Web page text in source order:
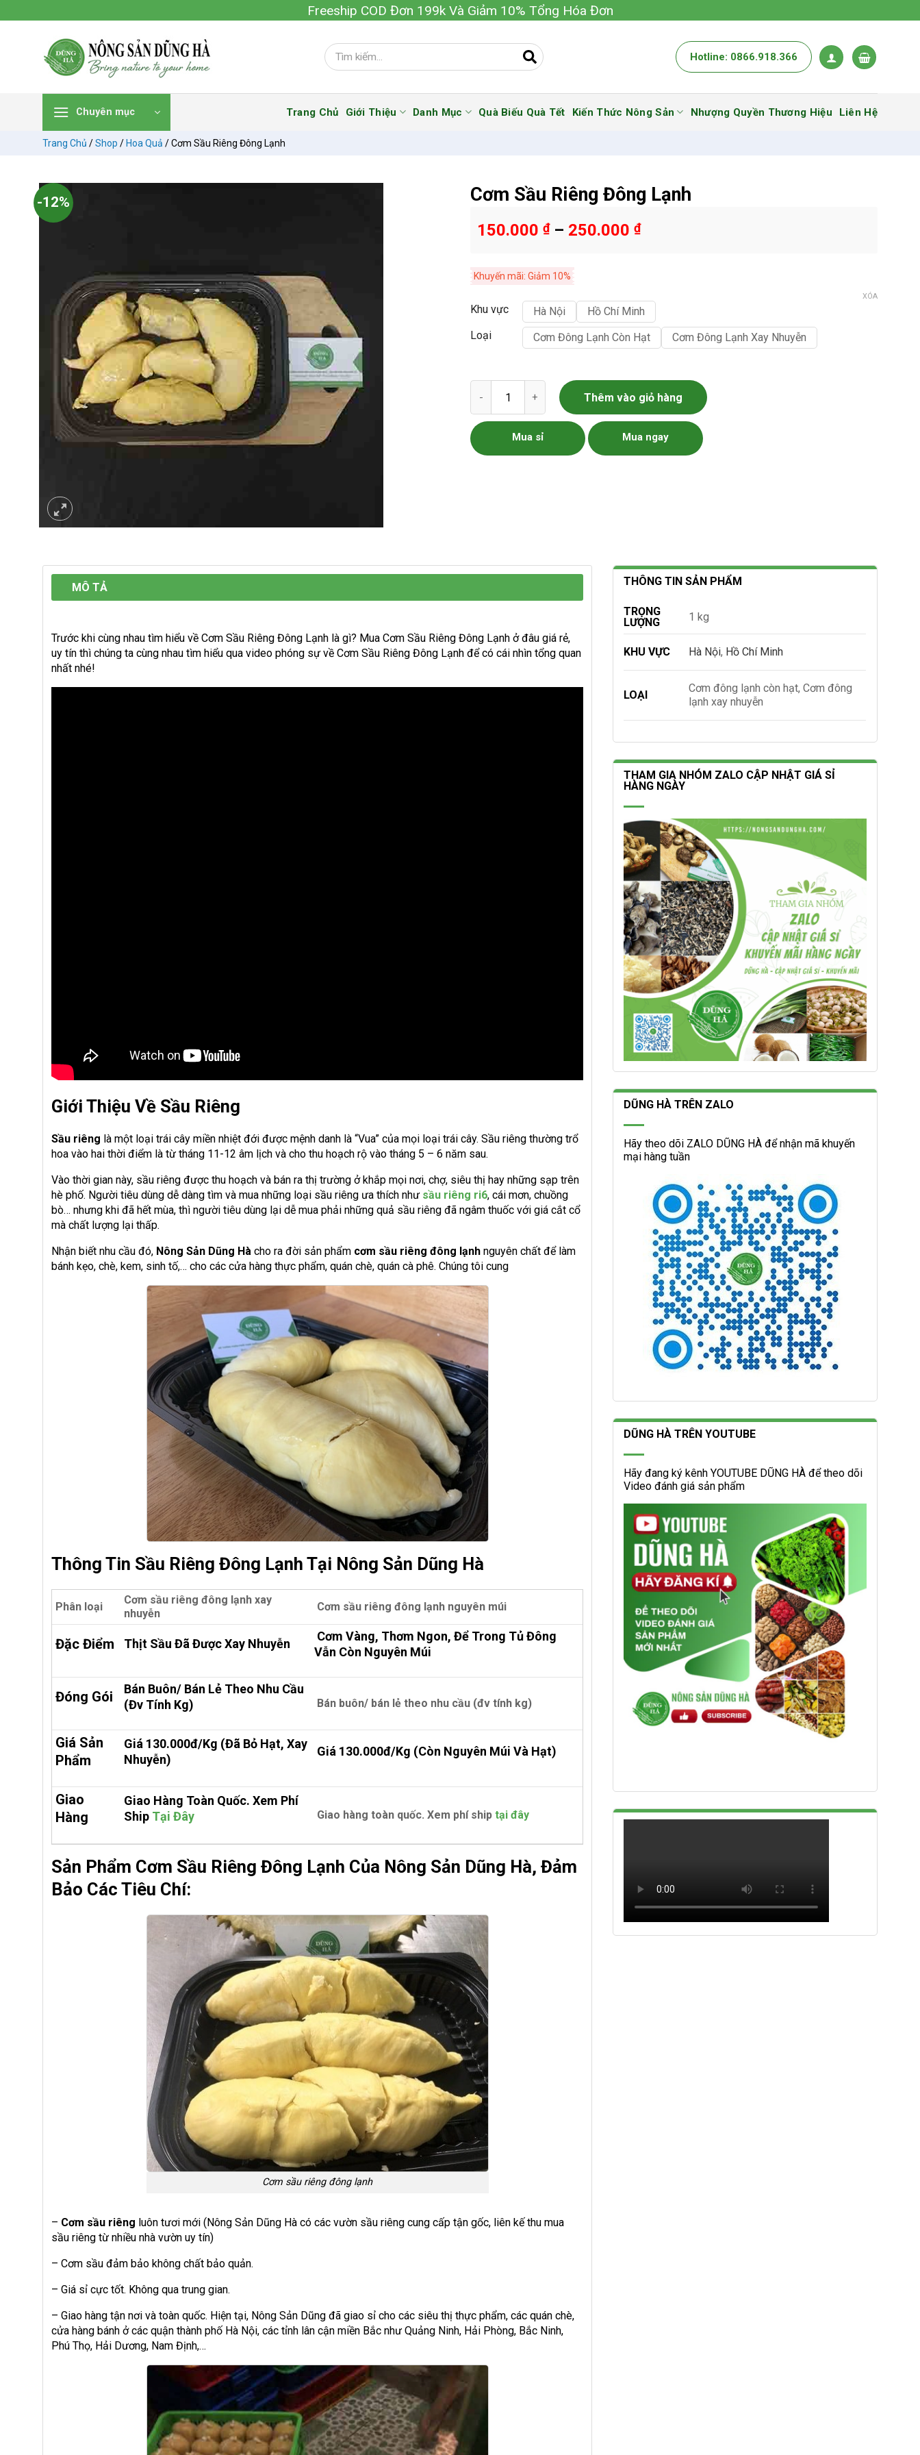
đến
Freeship COD Đơn 199k Và Giảm 10% Tổng Hóa Đơn
Hotline: 0866.918.366
Chuyên mục Trang Chủ Giới Thiệu Danh Mục Quà Biếu Quà Tết Kiến Thức Nông Sản Nhượng Quyền Thương Hiệu Liên Hệ
Trang Chủ /Shop / Hoa Quả /Cơm Sầu Riêng Đông Lạnh
-12% Cơm Sầu Riêng Đông Lạnh
150.000 ₫– 250.000 ₫
Khuyến mãi: Giảm 10%
Khu vực Hà Nội
Hồ Chí Minh
Loại
Cơm Đông Lạnh Còn Hạt Cơm Đông Lạnh Xay Nhuyễn
XÓA
Cơm Sầu Riêng Đông Lạnh số lượng
Thêm vào giỏ hàng
Mua sỉ Mua ngay
MÔ TẢ
Trước khi cùng nhau tìm hiểu về Cơm Sầu Riêng Đông Lạnh là gì? Mua Cơm Sầu Riêng Đông Lạnh ở đâu giá rẻ,
uy tín thì chúng ta cùng nhau tìm hiểu qua video phóng sự về Cơm Sầu Riêng Đông Lạnh để có cái nhìn tổng quan
nhất nhé!
Giới Thiệu Về Sầu Riêng
Sầu riêng là một loại trái cây miền nhiệt đới được mệnh danh là “Vua” của mọi loại trái cây. Sầu riêng thường trổ
hoa vào hai thời điểm là từ tháng 11-12 âm lịch và cho thu hoạch rộ vào tháng 5 – 6 năm sau.
Vào thời gian này, sầu riêng được thu hoạch và bán ra thị trường ở khắp mọi nơi, chợ, siêu thị hay những sạp trên
hè phố. Người tiêu dùng dễ dàng tìm và mua những loại sầu riêng ưa thích như sầu riêng ri6, cái mơn, chuồng
bò… nhưng khi đã hết mùa, thì người tiêu dùng lại dễ mua phải những quả sầu riêng đã ngâm thuốc với giá cắt cổ
mà chất lượng lại thấp.
Nhận biết nhu cầu đó, Nông Sản Dũng Hà cho ra đời sản phẩm cơm sầu riêng đông lạnh nguyên chất để làm
bánh kẹo, chè, kem, sinh tố,… cho các cửa hàng thực phẩm, quán chè, quán cà phê. Chúng tôi cung
Thông Tin Sầu Riêng Đông Lạnh Tại Nông Sản Dũng Hà
Phân loại
Cơm sầu riêng đông lạnh xay
nhuyễn
Cơm sầu riêng đông lạnh nguyên múi
Đặc Điểm Thịt Sầu Đã Được Xay Nhuyễn
Cơm Vàng, Thơm Ngon, Để Trong Tủ Đông
Vẫn Còn Nguyên Múi
Đóng Gói
Bán Buôn/ Bán Lẻ Theo Nhu Cầu
(đv Tính Kg)
Bán buôn/ bán lẻ theo nhu cầu (đv tính kg)
Giá Sản
Phẩm
Giá 130.000đ/kg (đã Bỏ Hạt, Xay
Nhuyễn)
Giá 130.000đ/kg (còn Nguyên Múi Và Hạt)
Giao
Hàng
Giao Hàng Toàn Quốc. Xem Phí
Ship Tại Đây Giao hàng toàn quốc. Xem phí ship tại đây
Sản Phẩm Cơm Sầu Riêng Đông Lạnh Của Nông Sản Dũng Hà, Đảm
Bảo Các Tiêu Chí:
Cơm sầu riêng đông lạnh
– Cơm sầu riêng luôn tươi mới (Nông Sản Dũng Hà có các vườn sầu riêng cung cấp tận gốc, liên kế thu mua
sầu riêng từ nhiều nhà vườn uy tín)
– Cơm sầu đảm bảo không chất bảo quản.
– Giá sỉ cực tốt. Không qua trung gian.
– Giao hàng tận nơi và toàn quốc. Hiện tại, Nông Sản Dũng đã giao sỉ cho các siêu thị thực phẩm, các quán chè,
cửa hàng bánh ở các quận thành phố Hà Nội, các tỉnh lân cận miền Bắc như Quảng Ninh, Hải Phòng, Bắc Ninh,
Phú Thọ, Hải Dương, Nam Định,…
THÔNG TIN SẢN PHẨM
TRỌNG
LƯỢNG
1 kg
KHU VỰC Hà Nội, Hồ Chí Minh
LOẠI
Cơm đông lạnh còn hạt, Cơm đông
lạnh xay nhuyễn
THAM GIA NHÓM ZALO CẬP NHẬT GIÁ SỈ
HÀNG NGÀY
DŨNG HÀ TRÊN ZALO
Hãy theo dõi ZALO DŨNG HÀ để nhận mã khuyến
mại hàng tuần
DŨNG HÀ TRÊN YOUTUBE
Hãy đang ký kênh YOUTUBE DŨNG HÀ để theo dõi
Video đánh giá sản phẩm